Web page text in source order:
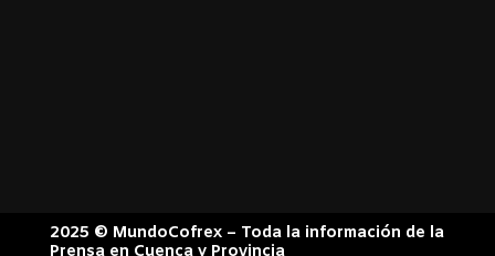
2025 © MundoCofrex – Toda la información de la